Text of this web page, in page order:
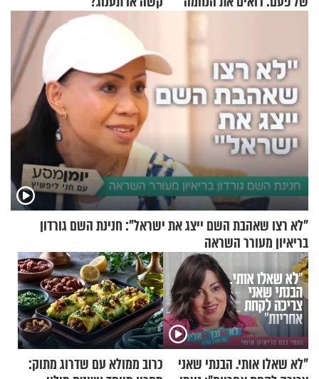
"לא רצו שאהבת השם ייצג את ישראל": חנינת השם גורדון
בריאיון מעורר השראה
"לא שאלו אותי. הבנתי שאני
כרוב ממולא עם שדרוג מתוק: